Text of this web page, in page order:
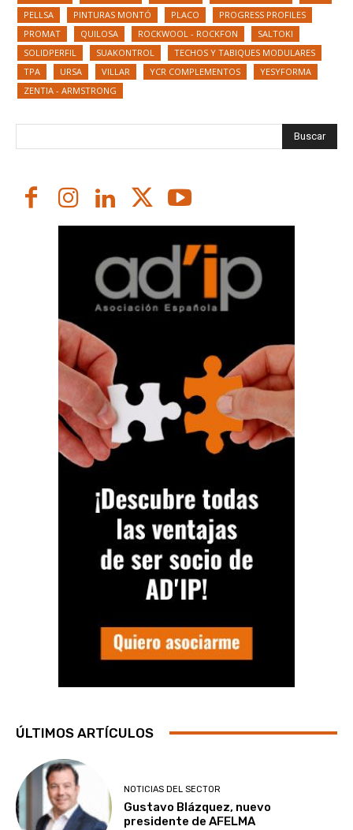
PELLSA
PINTURAS MONTÓ PLACO
PROGRESS PROFILES
PROMAT
QUILOSA ROCKWOOL - ROCKFON
SALTOKI
SOLIDPERFIL
SUAKONTROL
TECHOS Y TABIQUES MODULARES
TPA
URSA VILLAR YCR COMPLEMENTOS
YESYFORMA
ZENTIA - ARMSTRONG
Buscar
ÚLTIMOS ARTÍCULOS
NOTICIAS DEL SECTOR
Gustavo Blázquez, nuevo
presidente de AFELMA